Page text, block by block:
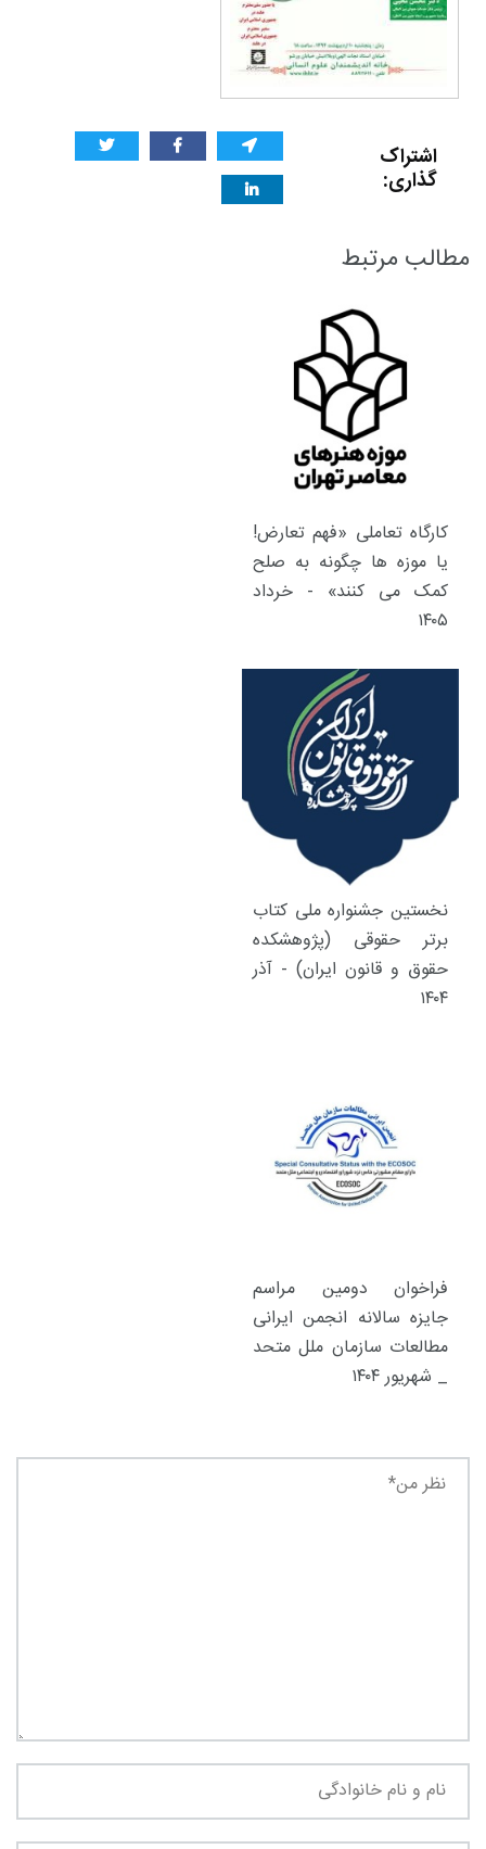
اشتراک
گذاری:
مطالب مرتبط
کارگاه تعاملی «فهم تعارض!
یا موزه ها چگونه به صلح
کمک می کنند» - خرداد
۱۴۰۵
نخستین جشنواره ملی کتاب
برتر حقوقی (پژوهشکده
حقوق و قانون ایران) - آذر
۱۴۰۴
فراخوان دومین مراسم
جایزه سالانه انجمن ایرانی
مطالعات سازمان ملل متحد
_ شهریور ۱۴۰۴